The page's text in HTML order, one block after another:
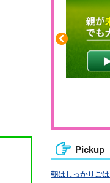
Pickup
朝はしっかりご